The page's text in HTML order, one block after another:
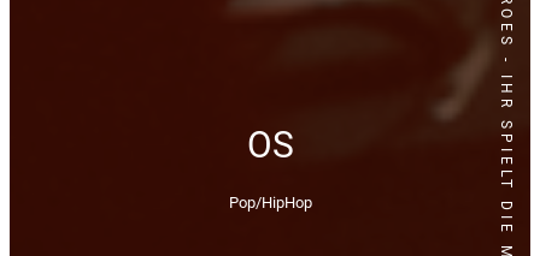
OS
Pop/HipHop